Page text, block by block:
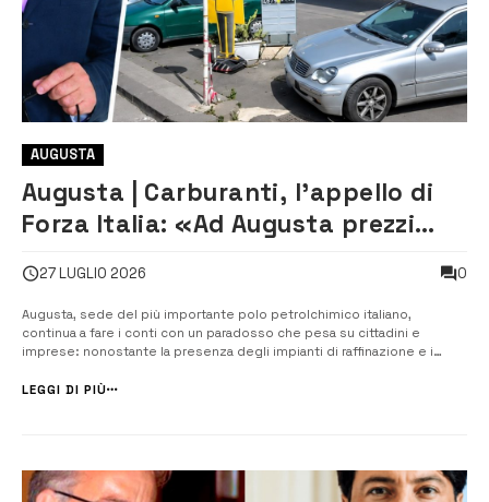
AUGUSTA
Augusta | Carburanti, l’appello di
Forza Italia: «Ad Augusta prezzi
raffinerie»
27 LUGLIO 2026 0
Augusta, sede del più importante polo petrolchimico italiano,
continua a fare i conti con un paradosso che pesa su cittadini e
imprese: nonostante la presenza degli impianti di raffinazione e i
d’Italia. A riportare l’attenzione sulla questione è Paolo Amato, ...
LEGGI DI PIÙ